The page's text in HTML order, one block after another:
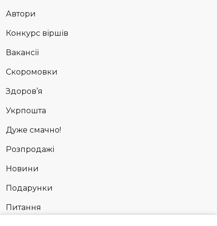
Автори
Конкурс віршів
Вакансії
Скоромовки
Здоров’я
Укрпошта
Дуже смачно!
Розпродажі
Новини
Подарунки
Питання